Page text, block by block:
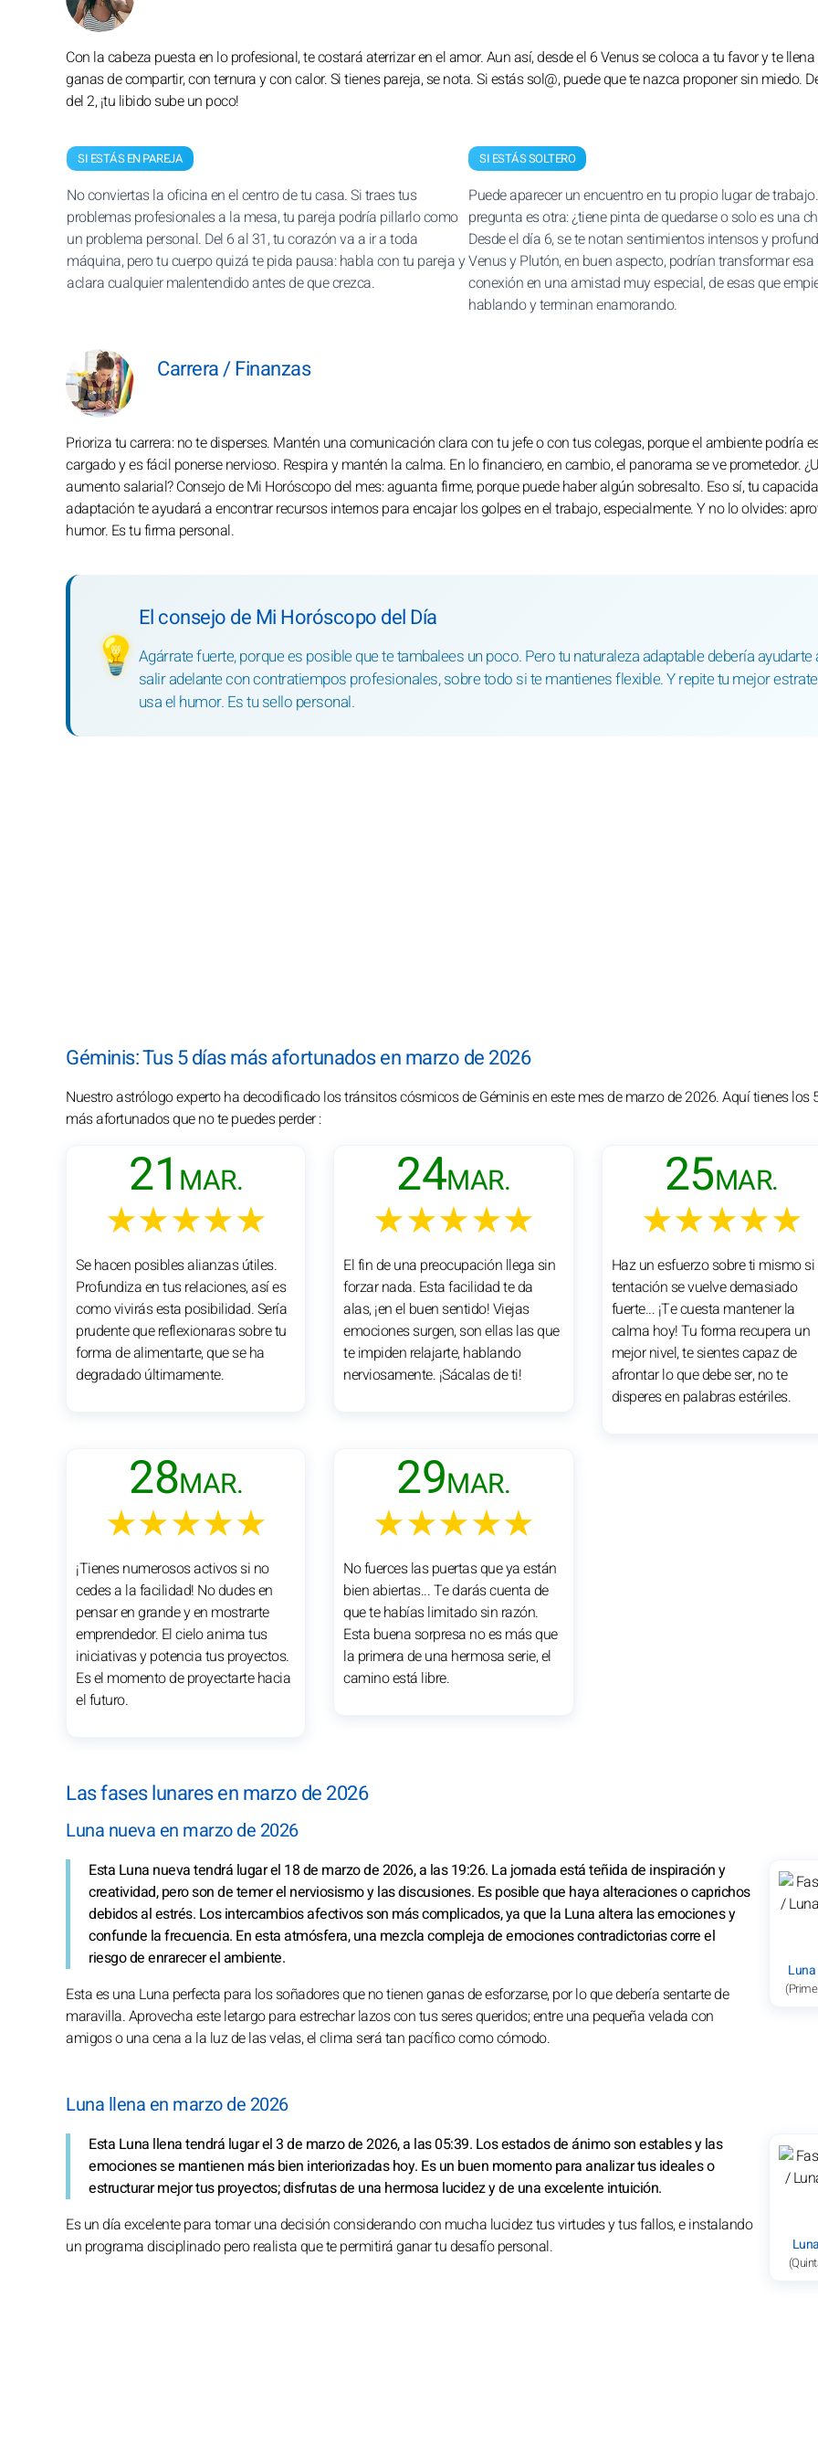
Con la cabeza puesta en lo profesional, te costará aterrizar en el amor. Aun así, desde el 6 Venus se coloca a tu favor y te llena
ganas de compartir, con ternura y con calor. Si tienes pareja, se nota. Si estás sol@, puede que te nazca proponer sin miedo.
del 2, ¡tu libido sube un poco!
SI ESTÁS EN PAREJA
No conviertas la oficina en el centro de tu casa. Si traes tus
problemas profesionales a la mesa, tu pareja podría pillarlo como
un problema personal. Del 6 al 31, tu corazón va a ir a toda
máquina, pero tu cuerpo quizá te pida pausa: habla con tu pareja y
aclara cualquier malentendido antes de que crezca.
SI ESTÁS SOLTERO
Puede aparecer un encuentro en tu propio lugar de
pregunta es otra: ¿tiene pinta de quedarse o solo es una
Desde el día 6, se te notan sentimientos intensos y
Venus y Plutón, en buen aspecto, podrían transformar esa
conexión en una amistad muy especial, de esas que
hablando y terminan enamorando.
Carrera / Finanzas
Prioriza tu carrera: no te disperses. Mantén una comunicación clara con tu jefe o con tus colegas, porque el ambiente podría
cargado y es fácil ponerse nervioso. Respira y mantén la calma. En lo financiero, en cambio, el panorama se ve prometedor.
aumento salarial? Consejo de Mi Horóscopo del mes: aguanta firme, porque puede haber algún sobresalto. Eso sí, tu
adaptación te ayudará a encontrar recursos internos para encajar los golpes en el trabajo, especialmente. Y no lo olvides:
humor. Es tu firma personal.
💡
El consejo de Mi Horóscopo del Día
Agárrate fuerte, porque es posible que te tambalees un poco. Pero tu naturaleza adaptable debería ayudarte
salir adelante con contratiempos profesionales, sobre todo si te mantienes flexible. Y repite tu mejor
usa el humor. Es tu sello personal.
Géminis: Tus 5 días más afortunados en marzo de 2026
Nuestro astrólogo experto ha decodificado los tránsitos cósmicos de Géminis en este mes de marzo de 2026. Aquí tienes los
más afortunados que no te puedes perder :
21 MAR.
★★★★★
Se hacen posibles alianzas útiles.
Profundiza en tus relaciones, así es
como vivirás esta posibilidad. Sería
prudente que reflexionaras sobre tu
forma de alimentarte, que se ha
degradado últimamente.
24MAR.
★★★★★
El fin de una preocupación llega sin
forzar nada. Esta facilidad te da
alas, ¡en el buen sentido! Viejas
emociones surgen, son ellas las que
te impiden relajarte, hablando
nerviosamente. ¡Sácalas de ti!
25MAR.
★★★★★
Haz un esfuerzo sobre ti mismo
tentación se vuelve demasiado
fuerte... ¡Te cuesta mantener la
calma hoy! Tu forma recupera un
mejor nivel, te sientes capaz de
afrontar lo que debe ser, no te
disperes en palabras estériles.
28MAR.
★★★★★
¡Tienes numerosos activos si no
cedes a la facilidad! No dudes en
pensar en grande y en mostrarte
emprendedor. El cielo anima tus
iniciativas y potencia tus proyectos.
Es el momento de proyectarte hacia
el futuro.
29MAR.
★★★★★
No fuerces las puertas que ya están
bien abiertas... Te darás cuenta de
que te habías limitado sin razón.
Esta buena sorpresa no es más que
la primera de una hermosa serie, el
camino está libre.
Las fases lunares en marzo de 2026
Luna nueva en marzo de 2026
Esta Luna nueva tendrá lugar el 18 de marzo de 2026, a las 19:26. La jornada está teñida de inspiración y
creatividad, pero son de temer el nerviosismo y las discusiones. Es posible que haya alteraciones o caprichos
debidos al estrés. Los intercambios afectivos son más complicados, ya que la Luna altera las emociones y
confunde la frecuencia. En esta atmósfera, una mezcla compleja de emociones contradictorias corre el
riesgo de enrarecer el ambiente.
Esta es una Luna perfecta para los soñadores que no tienen ganas de esforzarse, por lo que debería sentarte de
maravilla. Aprovecha este letargo para estrechar lazos con tus seres queridos; entre una pequeña velada con
amigos o una cena a la luz de las velas, el clima será tan pacífico como cómodo.
Luna llena en marzo de 2026
Esta Luna llena tendrá lugar el 3 de marzo de 2026, a las 05:39. Los estados de ánimo son estables y las
emociones se mantienen más bien interiorizadas hoy. Es un buen momento para analizar tus ideales o
estructurar mejor tus proyectos; disfrutas de una hermosa lucidez y de una excelente intuición.
Es un día excelente para tomar una decisión considerando con mucha lucidez tus virtudes y tus fallos, e instalando
un programa disciplinado pero realista que te permitirá ganar tu desafío personal.